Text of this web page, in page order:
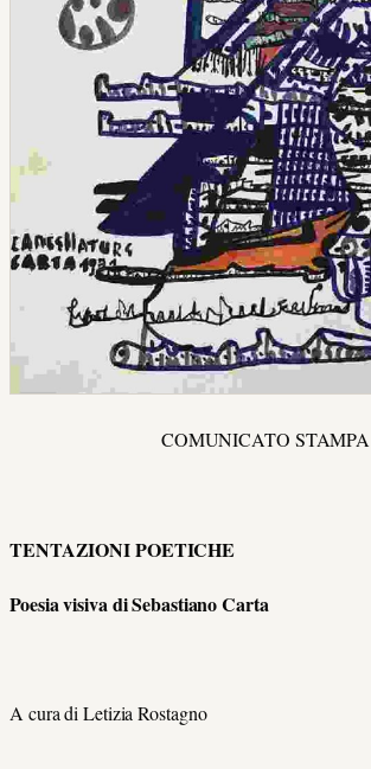
COMUNICATO STAMPA
TENTAZIONI POETICHE
Poesia visiva di Sebastiano Carta
A cura di Letizia Rostagno